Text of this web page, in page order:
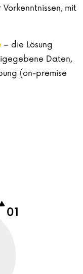
mit
– die Lösung
Daten,
(on-premise